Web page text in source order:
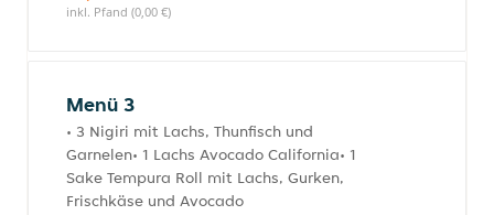
inkl. Pfand (0,00 €)
Menü 3
• 3 Nigiri mit Lachs, Thunfisch und
Garnelen• 1 Lachs Avocado California• 1
Sake Tempura Roll mit Lachs, Gurken,
Frischkäse und Avocado